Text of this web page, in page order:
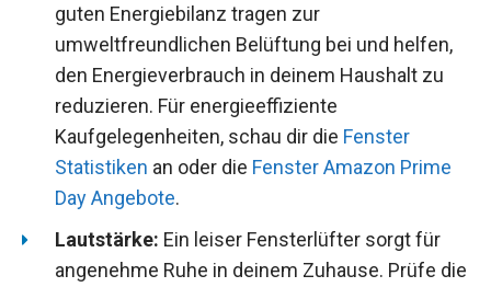
guten Energiebilanz tragen zur
umweltfreundlichen Belüftung bei und helfen,
den Energieverbrauch in deinem Haushalt zu
reduzieren. Für energieeffiziente
Kaufgelegenheiten, schau dir die Fenster
Statistiken an oder die Fenster Amazon Prime
Day Angebote.
Lautstärke: Ein leiser Fensterlüfter sorgt für
angenehme Ruhe in deinem Zuhause. Prüfe die